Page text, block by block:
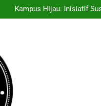
Kampus Hijau: Inisiatif
Dasar Data
Pelajar: Menyulap
Dasar Data
Agroekoteknologi untuk